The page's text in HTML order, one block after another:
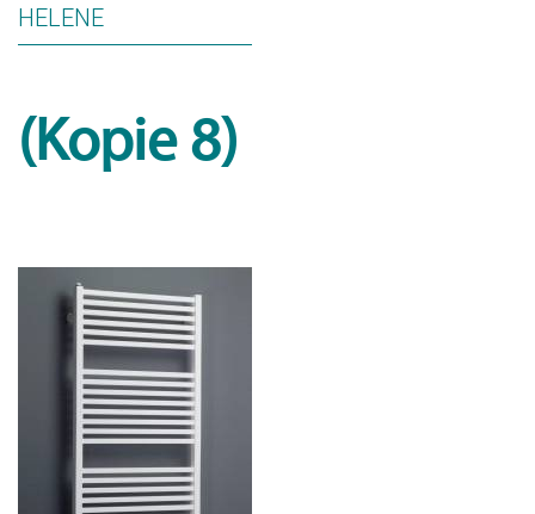
HELENE
(Kopie 8)